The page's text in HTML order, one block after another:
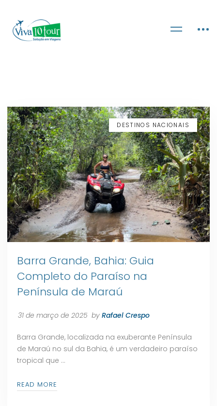
DESTINOS NACIONAIS
Barra Grande, Bahia: Guia
Completo do Paraíso na
Península de Maraú
31 de março de 2025 by Rafael Crespo
Barra Grande, localizada na exuberante Península
de Maraú no sul da Bahia, é um verdadeiro paraíso
tropical que …
READ MORE